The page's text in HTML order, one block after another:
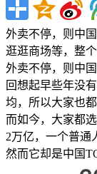
外卖不停，则中
逛逛商场等，整
外卖不停，则中
回想起早些年没
均，所以大家也
而如今，大家都
2万亿，一个普通
然而它却是中国